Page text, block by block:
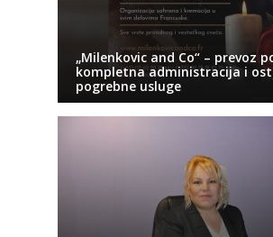
„Milenkovic and Co“ – prevoz
kompletna administracija i
pogrebne usluge